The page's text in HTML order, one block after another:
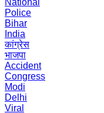
National
Police
Bihar
India
कांग्रेस
भाजपा
Accident
Congress
Modi
Delhi
Viral